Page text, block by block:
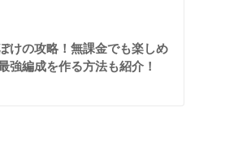
けの攻略！無課金でも楽しめ
強編成を作る方法も紹介！